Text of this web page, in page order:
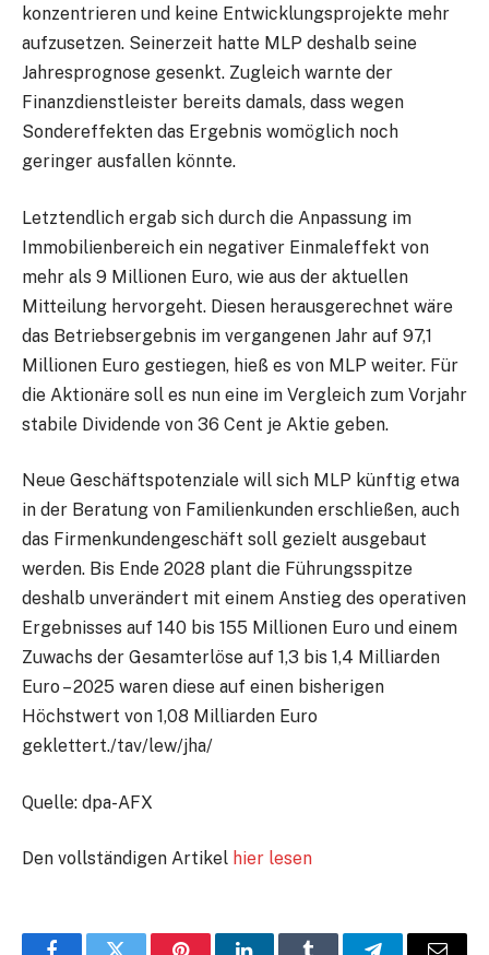
konzentrieren und keine Entwicklungsprojekte mehr
aufzusetzen. Seinerzeit hatte MLP deshalb seine
Jahresprognose gesenkt. Zugleich warnte der
Finanzdienstleister bereits damals, dass wegen
Sondereffekten das Ergebnis womöglich noch
geringer ausfallen könnte.
Letztendlich ergab sich durch die Anpassung im
Immobilienbereich ein negativer Einmaleffekt von
mehr als 9 Millionen Euro, wie aus der aktuellen
Mitteilung hervorgeht. Diesen herausgerechnet wäre
das Betriebsergebnis im vergangenen Jahr auf 97,1
Millionen Euro gestiegen, hieß es von MLP weiter. Für
die Aktionäre soll es nun eine im Vergleich zum Vorjahr
stabile Dividende von 36 Cent je Aktie geben.
Neue Geschäftspotenziale will sich MLP künftig etwa
in der Beratung von Familienkunden erschließen, auch
das Firmenkundengeschäft soll gezielt ausgebaut
werden. Bis Ende 2028 plant die Führungsspitze
deshalb unverändert mit einem Anstieg des operativen
Ergebnisses auf 140 bis 155 Millionen Euro und einem
Zuwachs der Gesamterlöse auf 1,3 bis 1,4 Milliarden
Euro – 2025 waren diese auf einen bisherigen
Höchstwert von 1,08 Milliarden Euro
geklettert./tav/lew/jha/
Quelle: dpa-AFX
Den vollständigen Artikel hier lesen